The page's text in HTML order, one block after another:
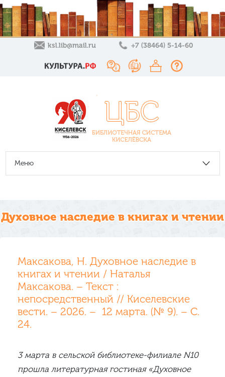
ksl.lib@mail.ru +7 (38464) 5-14-60
Меню
Духовное наследие в книгах и чтении
Максакова, Н. Духовное наследие в
книгах и чтении / Наталья
Максакова. – Текст :
непосредственный // Киселевские
вести. – 2026. – 12 марта. (№ 9). – С.
24.
3 марта в сельской библиотеке-филиале N10
прошла литературная гостиная «Духовное